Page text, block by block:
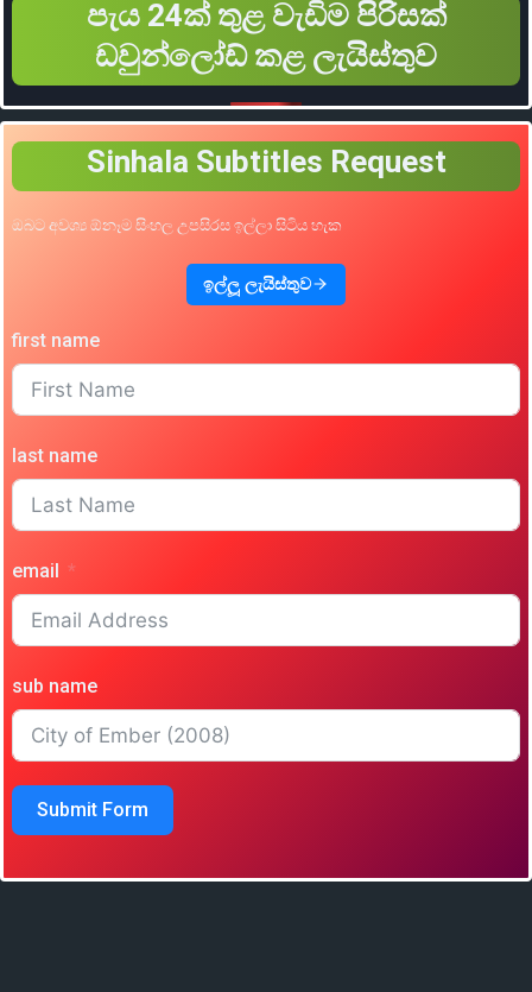
පැය 24ක් තුළ වැඩිම පිරිසක්
ඩවුන්ලෝඩ් කළ ලැයිස්තුව
Sinhala Subtitles Request
ඔබට අවශ්‍ය ඕනෑම සිංහල උපසිරස ඉල්ලා සිටිය හැක
ඉල්ලූ ලැයිස්තුව
first name
last name
email
sub name
Submit Form